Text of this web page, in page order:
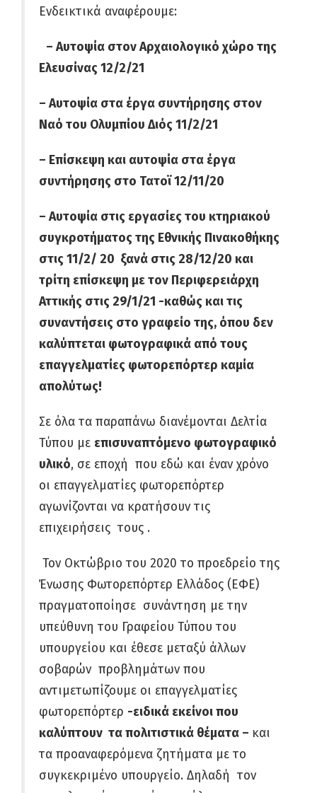
Ενδεικτικά αναφέρουμε:
– Αυτοψία στον Αρχαιολογικό χώρο της
Ελευσίνας 12/2/21
– Αυτοψία στα έργα συντήρησης στον
Ναό του Ολυμπίου Διός 11/2/21
– Επίσκεψη και αυτοψία στα έργα
συντήρησης στο Τατοϊ 12/11/20
– Αυτοψία στις εργασίες του κτηριακού
συγκροτήματος της Εθνικής Πινακοθήκης
στις 11/2/ 20 ξανά στις 28/12/20 και
τρίτη επίσκεψη με τον Περιφερειάρχη
Αττικής στις 29/1/21 -καθώς και τις
συναντήσεις στο γραφείο της, όπου δεν
καλύπτεται φωτογραφικά από τους
επαγγελματίες φωτορεπόρτερ καμία
απολύτως!
Σε όλα τα παραπάνω διανέμονται Δελτία
Τύπου με επισυναπτόμενο φωτογραφικό
υλικό, σε εποχή που εδώ και έναν χρόνο
οι επαγγελματίες φωτορεπόρτερ
αγωνίζονται να κρατήσουν τις
επιχειρήσεις τους .
Τον Οκτώβριο του 2020 το προεδρείο της
Ένωσης Φωτορεπόρτερ Ελλάδος (ΕΦΕ)
πραγματοποίησε συνάντηση με την
υπεύθυνη του Γραφείου Τύπου του
υπουργείου και έθεσε μεταξύ άλλων
σοβαρών προβλημάτων που
αντιμετωπίζουμε οι επαγγελματίες
φωτορεπόρτερ -ειδικά εκείνοι που
καλύπτουν τα πολιτιστικά θέματα – και
τα προαναφερόμενα ζητήματα με το
συγκεκριμένο υπουργείο. Δηλαδή τον